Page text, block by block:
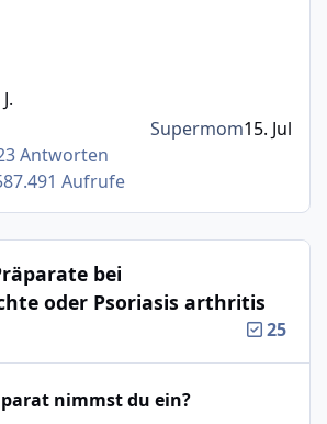
Antworten
Aufrufe
Supermom15. Jul
bei
oder Psoriasis arthritis
25
nimmst du ein?